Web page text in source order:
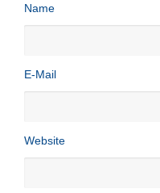
Name
E-Mail
Website